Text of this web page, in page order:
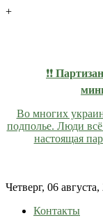
+
❗❗
Во многих
подполье. Люди
настоящая
Skip
content
Четверг, 06
Контакты